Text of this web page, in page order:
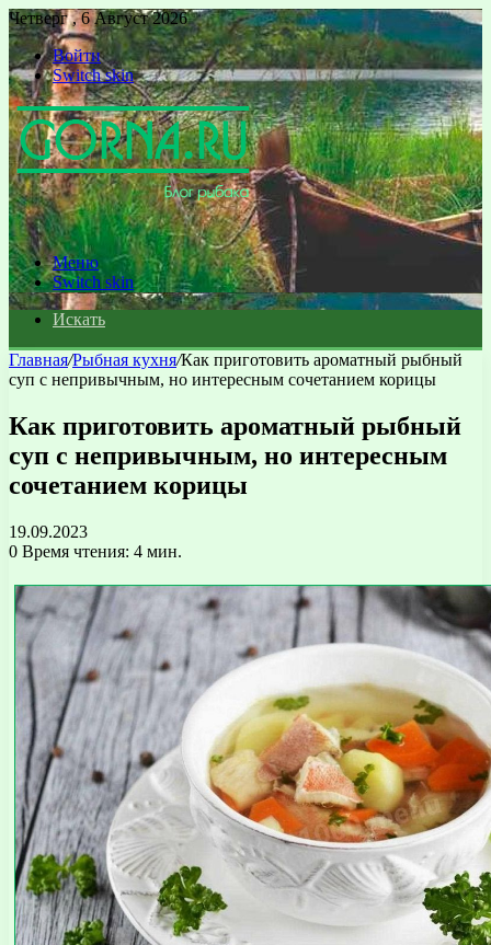
Четверг , 6 Август 2026
Войти
Switch skin
Меню
Switch skin
Искать
Главная/Рыбная кухня/Как приготовить ароматный рыбный
суп с непривычным, но интересным сочетанием корицы
Как приготовить ароматный рыбный
суп с непривычным, но интересным
сочетанием корицы
19.09.2023
0 Время чтения: 4 мин.